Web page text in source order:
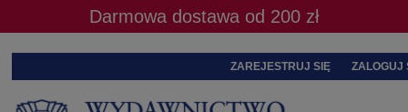
Darmowa dostawa od 200 zł
ZAREJESTRUJ SIĘ ZALOGUJ